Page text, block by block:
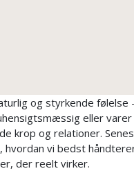
og styrkende følelse
eller varer
krop og relationer.
hvordan vi bedst
der reelt virker.